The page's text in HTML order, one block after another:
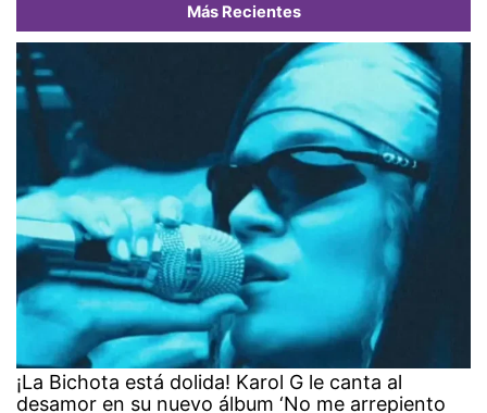
Más Recientes
¡La Bichota está dolida! Karol G le canta al
desamor en su nuevo álbum ‘No me arrepiento